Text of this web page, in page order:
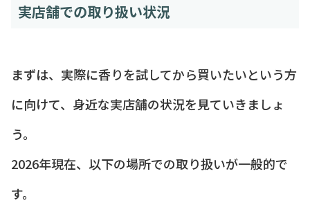
実店舗での取り扱い状況
まずは、実際に香りを試してから買いたいという方
に向けて、身近な実店舗の状況を見ていきましょ
う。
2026年現在、以下の場所での取り扱いが一般的で
す。